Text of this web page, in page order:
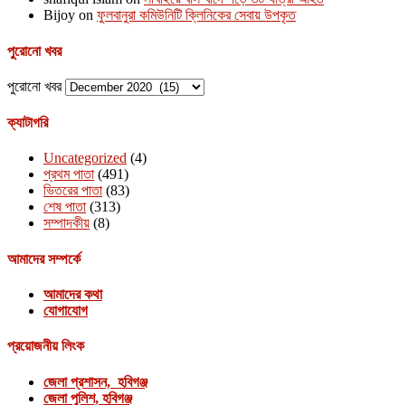
Bijoy on ফুলবানুরা কমিউনিটি ক্লিনিকের সেবায় উপকৃত
পুরোনো খবর
পুরোনো খবর
ক্যাটাগরি
Uncategorized (4)
প্রথম পাতা (491)
ভিতরের পাতা (83)
শেষ পাতা (313)
সম্পাদকীয় (8)
আমাদের সম্পর্কে
আমাদের কথা
যোগাযোগ
প্রয়োজনীয় লিংক
জেলা প্রশাসন, হবিগঞ্জ
জেলা পুলিশ, হবিগঞ্জ